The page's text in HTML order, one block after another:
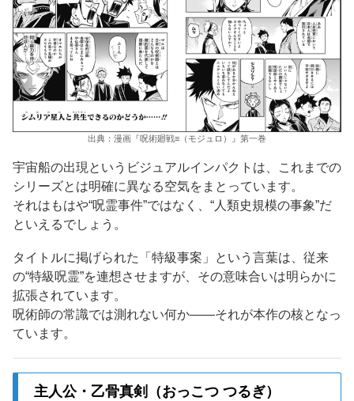
出典：漫画『呪術廻戦≡（モジュロ）』第一巻
宇宙船の出現というビジュアルインパクトは、これまでの
シリーズとは明確に異なる空気をまとっています。
それはもはや“呪霊事件”ではなく、“人類史規模の事象”だ
といえるでしょう。
タイトルに掲げられた「特級事案」という言葉は、従来
の“特級呪霊”を連想させますが、その意味合いは明らかに
拡張されています。
呪術師の常識では測れない何か――それが本作の核となっ
ています。
主人公・乙骨真剣（おっこつ つるぎ）